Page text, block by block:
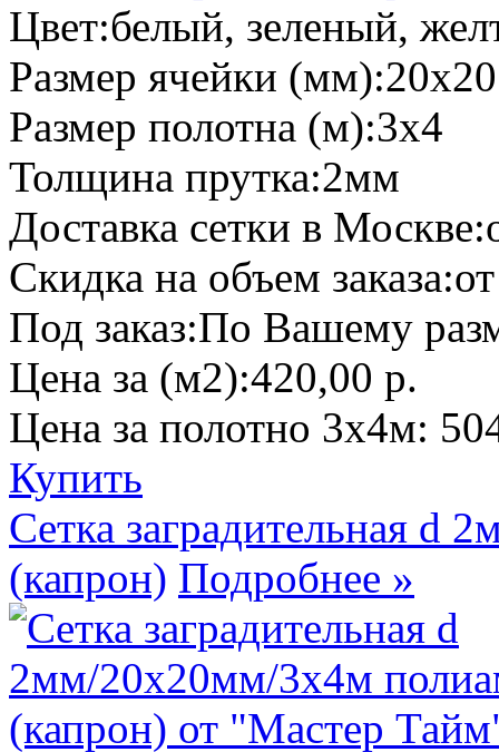
Цвет:белый, зеленый,
Размер ячейки (мм):20х20
Размер полотна (м):3х4
Толщина прутка:2мм
Доставка сетки в Москве:
Скидка на объем заказа:
Под заказ:По Вашему
Цена за (м2):420,00 р.
Цена за полотно 3х4м:
Купить
Сетка заградительная d
(капрон) Подробнее »